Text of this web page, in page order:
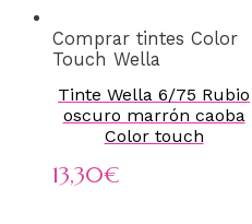
Comprar tintes Color
Touch Wella
Tinte Wella 6/75 Rubio
oscuro marrón caoba
Color touch
13,30€